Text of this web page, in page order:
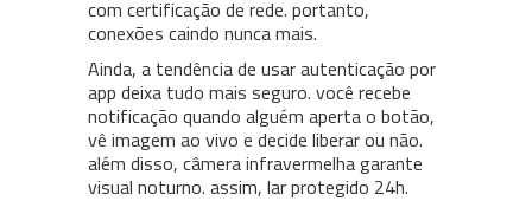
com certificação de rede. portanto,
conexões caindo nunca mais.
Ainda, a tendência de usar autenticação por
app deixa tudo mais seguro. você recebe
notificação quando alguém aperta o botão,
vê imagem ao vivo e decide liberar ou não.
além disso, câmera infravermelha garante
visual noturno. assim, lar protegido 24h.